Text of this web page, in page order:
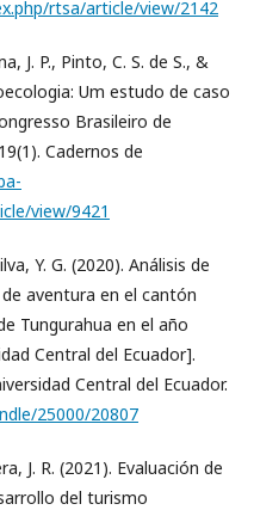
rtsa/article/view/2142
J. P., Pinto, C. S. de S., &
Um estudo de caso
Brasileiro de
Cadernos de
view/9421
Y. G. (2020). Análisis de
aventura en el cantón
Tungurahua en el año
Central del Ecuador].
Central del Ecuador.
25000/20807
J. R. (2021). Evaluación de
del turismo